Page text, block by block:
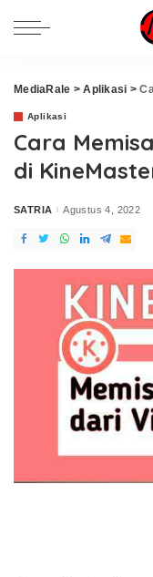
MediaRale >Aplikasi >
Aplikasi
Cara
di
Posted
SATRIA Agustus 4, 2022